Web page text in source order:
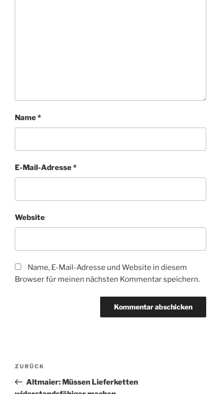
Name*
E-Mail-Adresse*
Website
Name, E-Mail-Adresse und Website in diesem
Browser für meinen nächsten Kommentar speichern.
Beitragsnavigation
Vorheriger
Beitrag
ZURÜCK
Altmaier: Müssen Lieferketten